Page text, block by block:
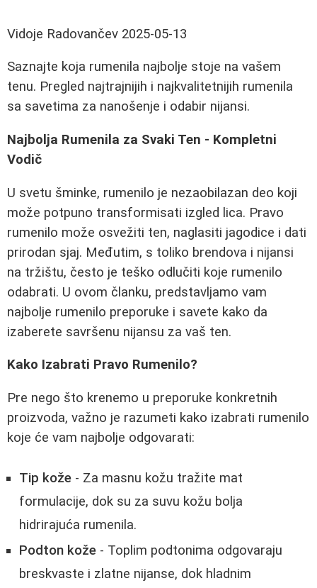
Vidoje Radovančev 2025-05-13
Saznajte koja rumenila najbolje stoje na vašem
tenu. Pregled najtrajnijih i najkvalitetnijih rumenila
sa savetima za nanošenje i odabir nijansi.
Najbolja Rumenila za Svaki Ten - Kompletni
Vodič
U svetu šminke, rumenilo je nezaobilazan deo koji
može potpuno transformisati izgled lica. Pravo
rumenilo može osvežiti ten, naglasiti jagodice i dati
prirodan sjaj. Međutim, s toliko brendova i nijansi
na tržištu, često je teško odlučiti koje rumenilo
odabrati. U ovom članku, predstavljamo vam
najbolje rumenilo preporuke i savete kako da
izaberete savršenu nijansu za vaš ten.
Kako Izabrati Pravo Rumenilo?
Pre nego što krenemo u preporuke konkretnih
proizvoda, važno je razumeti kako izabrati rumenilo
koje će vam najbolje odgovarati:
Tip kože - Za masnu kožu tražite mat
formulacije, dok su za suvu kožu bolja
hidrirajuća rumenila.
Podton kože - Toplim podtonima odgovaraju
breskvaste i zlatne nijanse, dok hladnim